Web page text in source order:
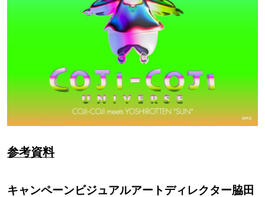
参考資料
キャンペーンビジュアルアートディレクター脇田